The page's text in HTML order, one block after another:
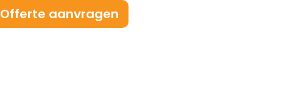
Offerte aanvragen